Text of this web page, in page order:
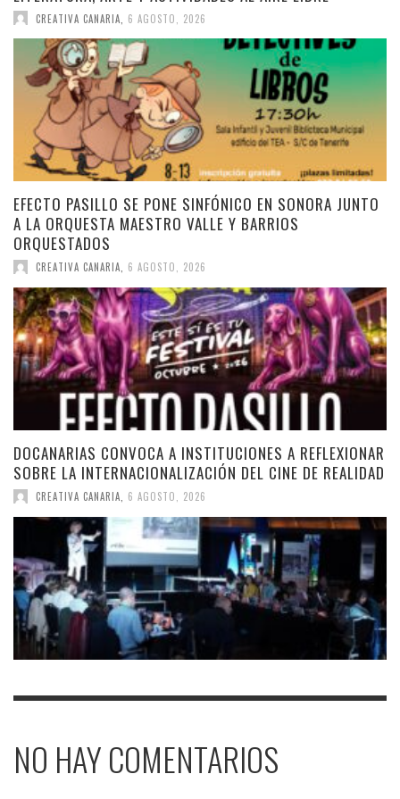
CREATIVA CANARIA 6 AGOSTO, 2026
EFECTO PASILLO SE PONE SINFÓNICO EN SONORA JUNTO
A LA ORQUESTA MAESTRO VALLE Y BARRIOS
ORQUESTADOS
CREATIVA CANARIA, 6 AGOSTO, 2026
DOCANARIAS CONVOCA A INSTITUCIONES A REFLEXIONAR
SOBRE LA INTERNACIONALIZACIÓN DEL CINE DE REALIDAD
CREATIVA CANARIA 6 AGOSTO, 2026
NO HAY COMENTARIOS